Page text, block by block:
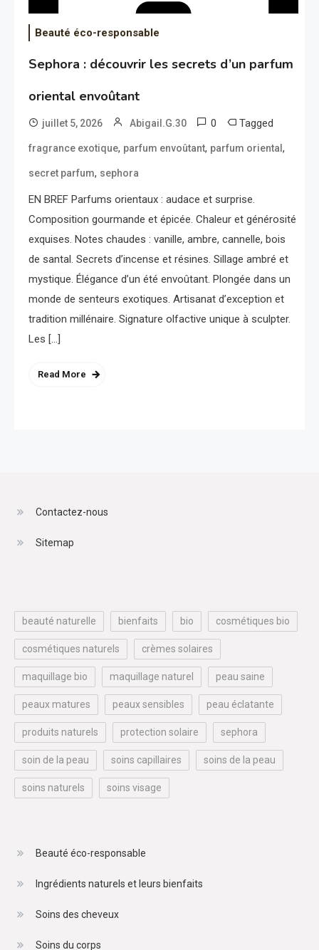
Beauté éco-responsable
Sephora : découvrir les secrets d’un parfum
oriental envoûtant
juillet 5, 2026 Abigail.G.30 0 Tagged
fragrance exotique, parfum envoûtant, parfum oriental,
secret parfum, sephora
EN BREF Parfums orientaux : audace et surprise.
Composition gourmande et épicée. Chaleur et générosité
exquises. Notes chaudes : vanille, ambre, cannelle, bois
de santal. Secrets d’incense et résines. Sillage ambré et
mystique. Élégance d’un été envoûtant. Plongée dans un
monde de senteurs exotiques. Artisanat d’exception et
tradition millénaire. Signature olfactive unique à sculpter.
Les […]
Read More
Contactez-nous
Sitemap
beauté naturelle bienfaits bio cosmétiques bio
cosmétiques naturels crèmes solaires
maquillage bio maquillage naturel peau saine
peaux matures peaux sensibles peau éclatante
produits naturels protection solaire sephora
soin de la peau soins capillaires soins de la peau
soins naturels soins visage
Beauté éco-responsable
Ingrédients naturels et leurs bienfaits
Soins des cheveux
Soins du corps